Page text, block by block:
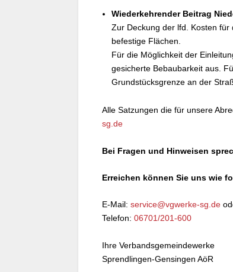
Wiederkehrender Beitrag
Zur Deckung der lfd. Kosten
befestige Flächen.
Für die Möglichkeit der
gesicherte Bebaubarkeit aus.
Grundstücksgrenze an der
Alle Satzungen die für unsere
sg.de
Bei Fragen und Hinweisen
Erreichen können Sie uns wie
E-Mail: service@vgwerke-sg.de
Telefon: 06701/201-600
Ihre Verbandsgemeindewerke
Sprendlingen-Gensingen AöR